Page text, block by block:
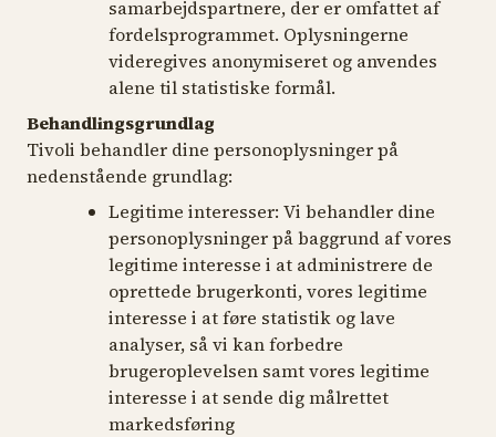
samarbejdspartnere, der er omfattet af
fordelsprogrammet. Oplysningerne
videregives anonymiseret og anvendes
alene til statistiske formål.
Behandlingsgrundlag
Tivoli behandler dine personoplysninger på
nedenstående grundlag:
Legitime interesser: Vi behandler dine
personoplysninger på baggrund af vores
legitime interesse i at administrere de
oprettede brugerkonti, vores legitime
interesse i at føre statistik og lave
analyser, så vi kan forbedre
brugeroplevelsen samt vores legitime
interesse i at sende dig målrettet
markedsføring